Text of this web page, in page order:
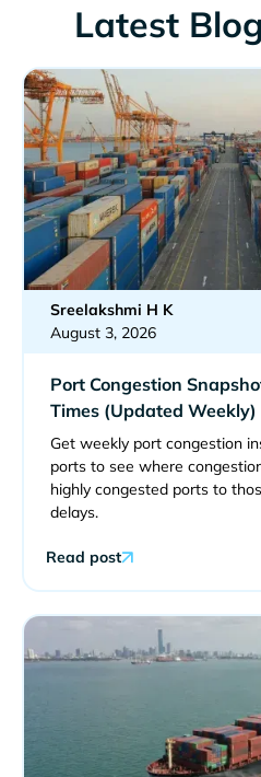
Latest
Sreelakshmi H K
August 3, 2026
Port Congestion
Times (Updated Weekly)
Get weekly port congestion
ports to see where
highly congested ports to
delays.
Read post